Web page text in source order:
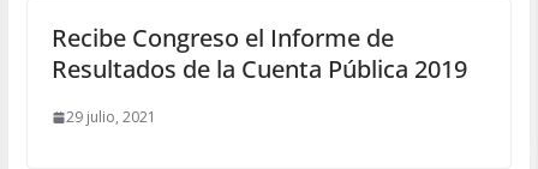
Recibe Congreso el Informe de
Resultados de la Cuenta Pública 2019
29 julio, 2021